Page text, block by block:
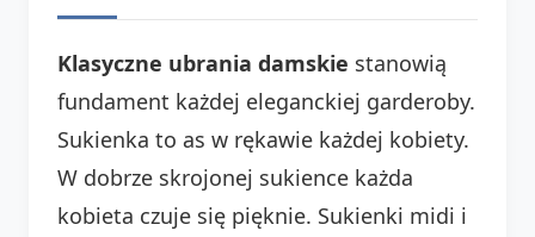
Klasyczne ubrania damskie stanowią
fundament każdej eleganckiej garderoby.
Sukienka to as w rękawie każdej kobiety.
W dobrze skrojonej sukience każda
kobieta czuje się pięknie. Sukienki midi i